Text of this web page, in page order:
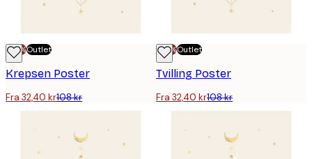
-70%Outlet
Krepsen Poster
Fra 32,40 kr108 kr
-70%Outlet
Tvilling Poster
Fra 32,40 kr108 kr